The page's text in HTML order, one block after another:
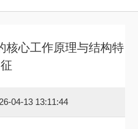
核心工作原理与结构特
征
04-13 13:11:44